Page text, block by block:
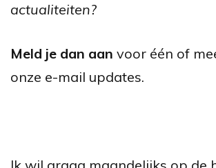
actualiteiten?
Meld je dan aan voor één of
onze e-mail updates.